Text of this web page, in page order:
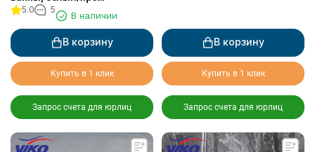
5.0 5
В наличии
В корзину
Купить в 1 клик
Запрос счета для юрлиц
В корзину
Купить в 1 клик
Запрос счета для юрлиц